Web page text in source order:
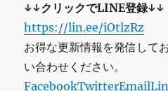
↓↓クリックでLINE登録↓↓
https://lin.ee/iOtlzRz
お得な更新情報を発信して
い合わせください。
FacebookTwitterEmail